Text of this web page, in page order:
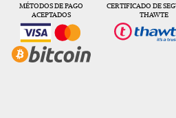
MÉTODOS DE PAGO
ACEPTADOS
CERTIFICADO DE
THAWTE